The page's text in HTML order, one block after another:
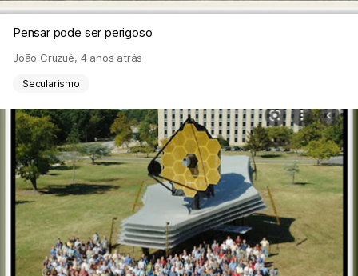
Pensar pode ser perigoso
João Cruzué, 4 anos atrás
Secularismo